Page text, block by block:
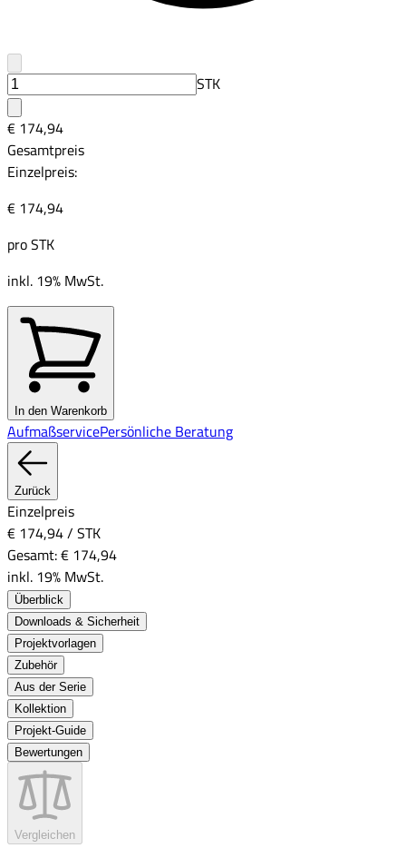
STK
€ 174,94
Gesamtpreis
Einzelpreis:
€ 174,94
proSTK
inkl. 19% MwSt.
In den Warenkorb
AufmaßservicePersönliche Beratung
Zurück
Einzelpreis
€ 174,94/ STK
Gesamt:€ 174,94
inkl. 19% MwSt.
Überblick
Downloads & Sicherheit
Projektvorlagen
Zubehör
Aus der Serie
Kollektion
Projekt-Guide
Bewertungen
Vergleichen